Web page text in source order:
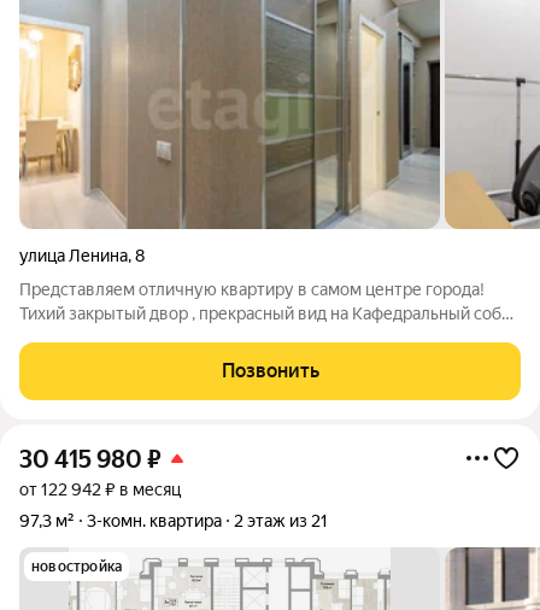
улица Ленина,8
Представляем отличную квартиру в самом центре города!
Тихий закрытый двор , прекрасный вид на Кафедральный собор
. В самом доме расположены магазины и аптека. Буквально за
углом-гимназия
Позвонить
30 415 980 ₽
от 122 942 ₽ в месяц
97,3 м²
3-комн. квартира 2 этаж из 21
новостройка